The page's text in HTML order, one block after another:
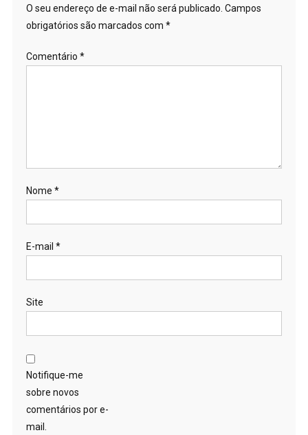
O seu endereço de e-mail não será publicado. Campos
obrigatórios são marcados com *
Comentário *
Nome *
E-mail *
Site
Notifique-me
sobre novos
comentários por e-
mail.